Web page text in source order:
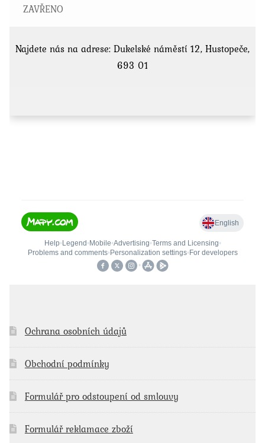
ZAVŘENO
Najdete nás na adrese: Dukelské náměstí 12, Hustopeče,
693 01
Ochrana osobních údajů
Obchodní podmínky
Formulář pro odstoupení od smlouvy
Formulář reklamace zboží